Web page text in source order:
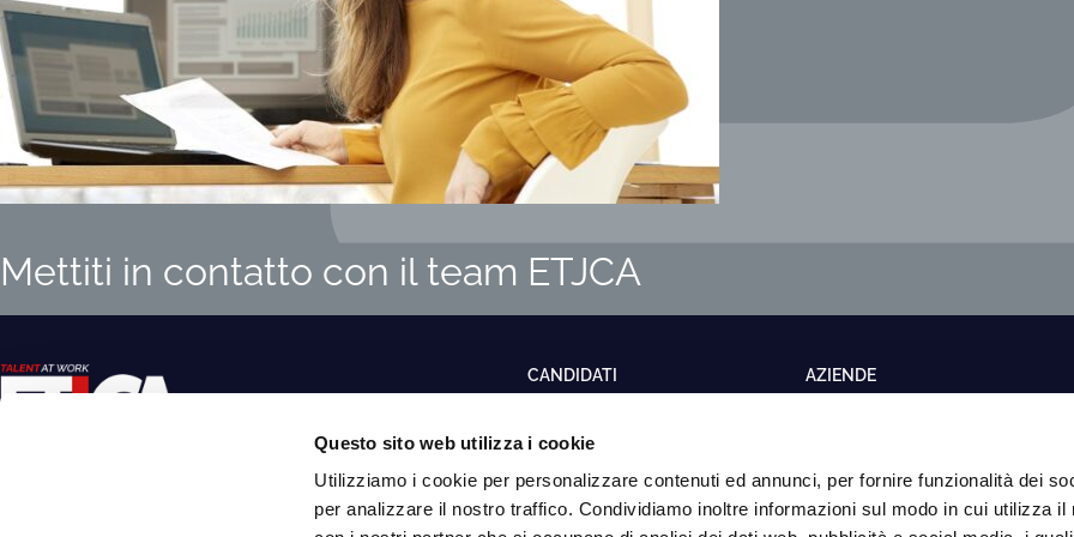
Questo sito web utilizza i cookie
Utilizziamo i cookie per personalizzare contenuti ed annunci, per fornire funzionalità dei
per analizzare il nostro traffico. Condividiamo inoltre informazioni sul modo in cui utilizza il
Mettiti in contatto con il team ETJCA
CANDIDATI
Servizi formativi
Politiche attive del lavoro
Candidatura Spontanea
AZIENDE
personale
Executive Coaching